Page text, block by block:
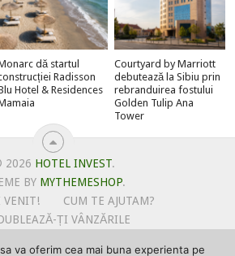
dă startul
Radisson
Hotel & Residences
Courtyard by Marriott
debutează la Sibiu prin
rebranduirea fostului
Golden Tulip Ana
Tower
2026 HOTEL INVEST.
BY MYTHEMESHOP.
VENIT!
CUM TE AJUTAM?
ȚI VÂNZĂRILE
va oferim cea mai buna experienta pe